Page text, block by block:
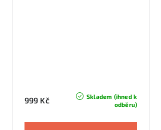
Skladem (ihned k
odběru)
999 Kč